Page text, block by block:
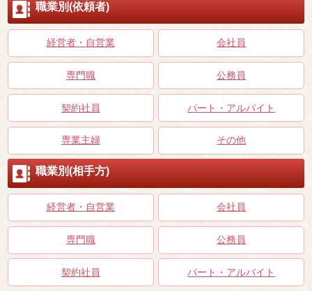
職業別(依頼者)
経営者・自営業 会社員
専門職 公務員
契約社員 パート・アルバイト
専業主婦 その他
職業別(相手方)
経営者・自営業 会社員
専門職 公務員
契約社員 パート・アルバイト